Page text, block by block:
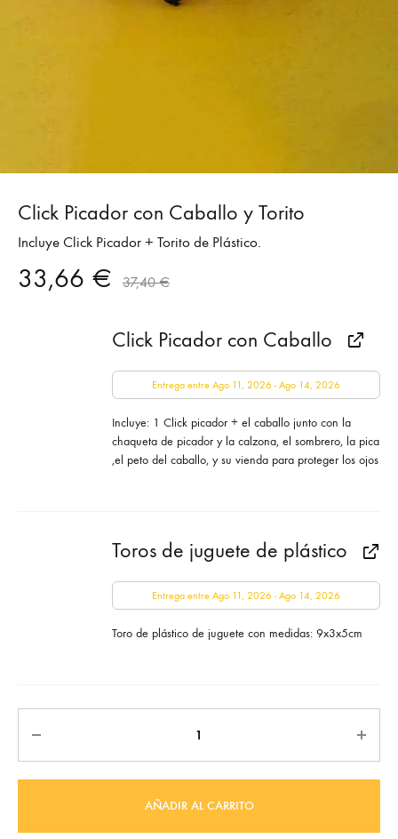
Click Picador con Caballo y Torito
Incluye Click Picador + Torito de Plástico.
33,66 € 37,40€
Click Picador con Caballo
Entrega entre Ago 11, 2026 - Ago 14, 2026
Incluye: 1 Click picador + el caballo junto con la
chaqueta de picador y la calzona, el sombrero, la pica
,el peto del caballo, y su vienda para proteger los ojos
Toros de juguete de plástico
Entrega entre Ago 11, 2026 - Ago 14, 2026
Toro de plástico de juguete con medidas: 9x3x5cm
AÑADIR AL CARRITO